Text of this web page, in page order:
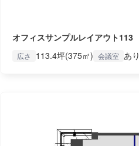
オフィスサンプルレイアウト113
広さ 113.4坪(375㎡) 会議室 あり